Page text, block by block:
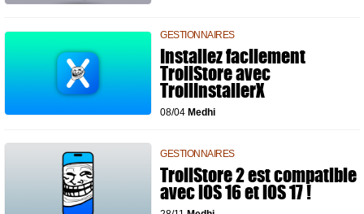
GESTIONNAIRES
Installez facilement
TrollStore avec
TrollInstallerX
08/04 Medhi
GESTIONNAIRES
TrollStore 2 est compatible
avec iOS 16 et iOS 17 !